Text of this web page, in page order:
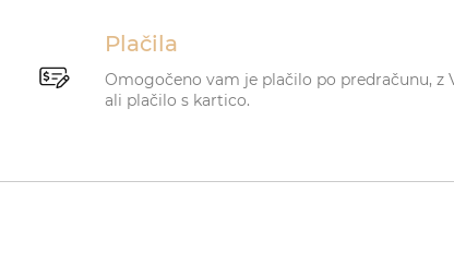
Plačila
Omogočeno vam je plačilo po predračunu, z
ali plačilo s kartico.